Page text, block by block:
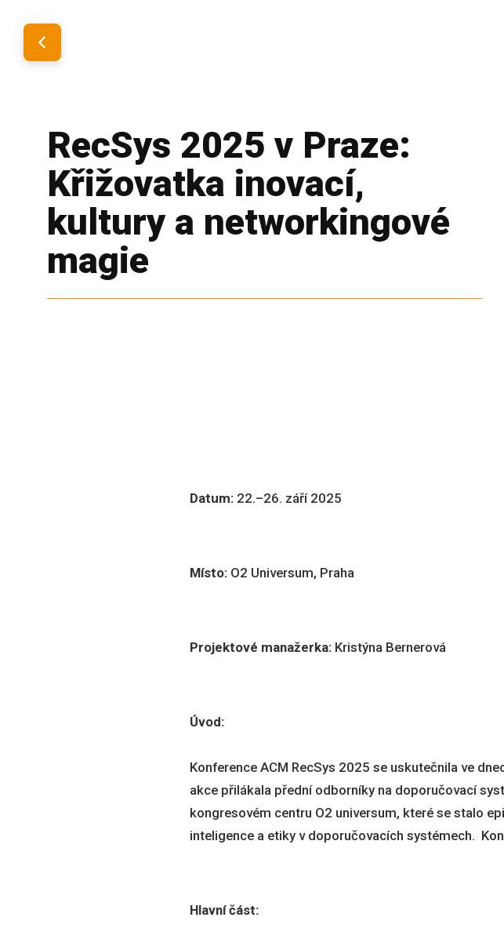
RecSys 2025 v Praze:
Křižovatka inovací,
kultury a networkingové
magie
Datum: 22.–26. září 2025
Místo: O2 Universum, Praha
Projektové manažerka: Kristýna Bernerová
Úvod:
Konference ACM RecSys 2025 se uskutečnila ve
akce přilákala přední odborníky na doporučovací
kongresovém centru O2 universum, které se stalo
inteligence a etiky v doporučovacích systémech.
Hlavní část: